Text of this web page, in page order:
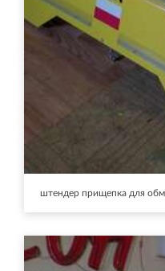
штендер прищепка для